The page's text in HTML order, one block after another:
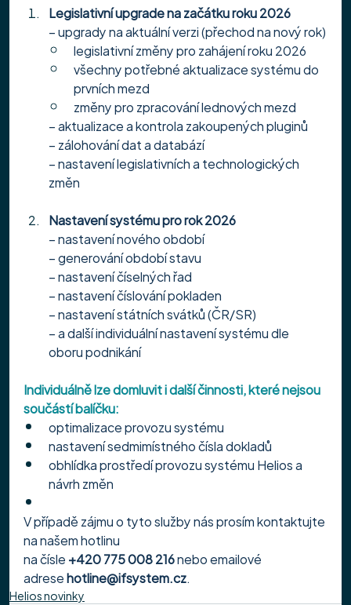
Legislativní upgrade na začátku roku2026
– upgrady na aktuální verzi (přechod na nový rok)
legislativní změny pro zahájení roku 2026
všechny potřebné aktualizace systému do
prvních mezd
změny pro zpracování lednových mezd
– aktualizace a kontrola zakoupených pluginů
– zálohování dat a databází
– nastavení legislativních a technologických
změn
Nastavení systému pro rok 2026
– nastavení nového období
– generování období stavu
– nastavení číselných řad
– nastavení číslování pokladen
– nastavení státních svátků (ČR/SR)
– a další individuální nastavení systému dle
oboru podnikání
Individuálně lze domluvit i další činnosti, které nejsou
součástí balíčku:
optimalizace provozu systému
nastavení sedmimístného čísla dokladů
obhlídka prostředí provozu systému Helios a
návrh změn
V případě zájmu o tyto služby nás prosím kontaktujte
na našem hotlinu
na čísle +420 775 008 216 nebo emailové
adrese hotline@ifsystem.cz.
Helios novinky